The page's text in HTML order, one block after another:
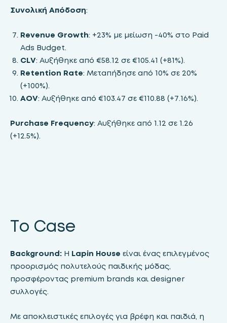
Συνολική Απόδοση:
Revenue Growth: +23% με μείωση -40% στο Paid
Ads Budget.
CLV: Αυξήθηκε από €58.12 σε €105.41 (+81%).
Retention Rate: Μεταπήδησε από 10% σε 20%
(+100%).
AOV: Αυξήθηκε από €103.47 σε €110.88 (+7.16%).
Purchase Frequency: Αυξήθηκε από 1.12 σε 1.26
(+12.5%).
To Case
Background: H Lapin House είναι ένας επιλεγμένος
προορισμός πολυτελούς παιδικής μόδας,
προσφέροντας premium brands και designer
συλλογές.
Με αποκλειστικές επιλογές για βρέφη και παιδιά, η